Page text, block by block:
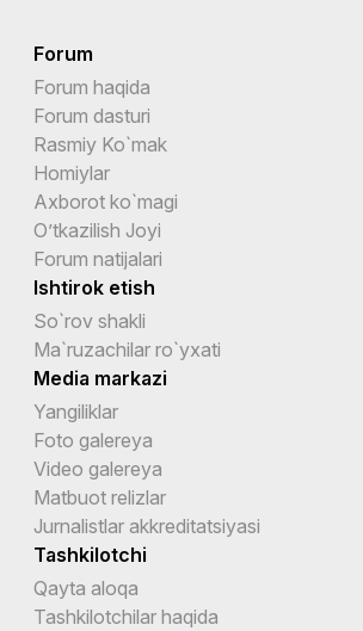
Forum
Forum haqida
Forum dasturi
Rasmiy Ko`mak
Homiylar
Axborot ko`magi
O’tkazilish Joyi
Forum natijalari
Ishtirok etish
So`rov shakli
Ma`ruzachilar ro`yxati
Media markazi
Yangiliklar
Foto galereya
Video galereya
Matbuot relizlar
Jurnalistlar akkreditatsiyasi
Tashkilotchi
Qayta aloqa
Tashkilotchilar haqida